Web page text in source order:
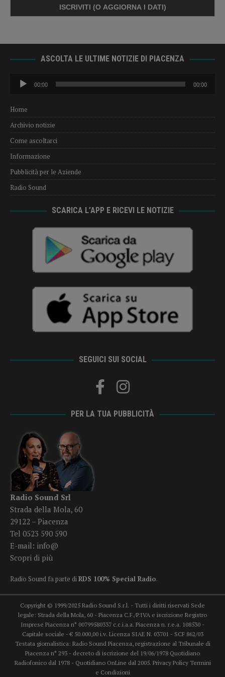
ASCOLTA LE ULTIME NOTIZIE DI PIACENZA
Audio
Player
00:00 00:00
Home
Archivio notizie
Come ascoltarci
Informazione
Pubblicità per le Aziende
Radio Sound
SCARICA L’APP E RICEVI LE NOTIZIE
SEGUICI SUI SOCIAL
PER LA TUA PUBBLICITÀ
Radio Sound Srl
Strada della Mola, 60
29122 – Piacenza
Tel 0523 590 590
E-mail: info@
Scopri di più
Radio Sound fa parte diRDS 100% Special Radio.
Copyright © 1999/2025 Radio Sound S.r.l. - Tutti i diritti riservati Sede
legale: Strada della Mola, 60 - Piacenza C.F./P.IVA e iscrizione Registro
Imprese Piacenza n° 00799580337 c.c.i.a.a. Piacenza n. r.e.a. 108530 -
Capitale sociale - € 50.000,00 i.v. Licenza SIAE N. 03701 - SCF 862/03
Testata giornalistica: Radio Sound Piacenza, registrazione al Tribunale di
Piacenza n° 293 - decreto di iscrizione del 19/06/1978 Quotidiano
Radiofonico dal 1978 - Quotidiano OnLine dal 2005. Privacy Policy Termini
e Condizioni